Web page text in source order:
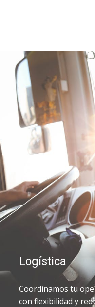
Logística
Coordinamos tu
con flexibilidad y